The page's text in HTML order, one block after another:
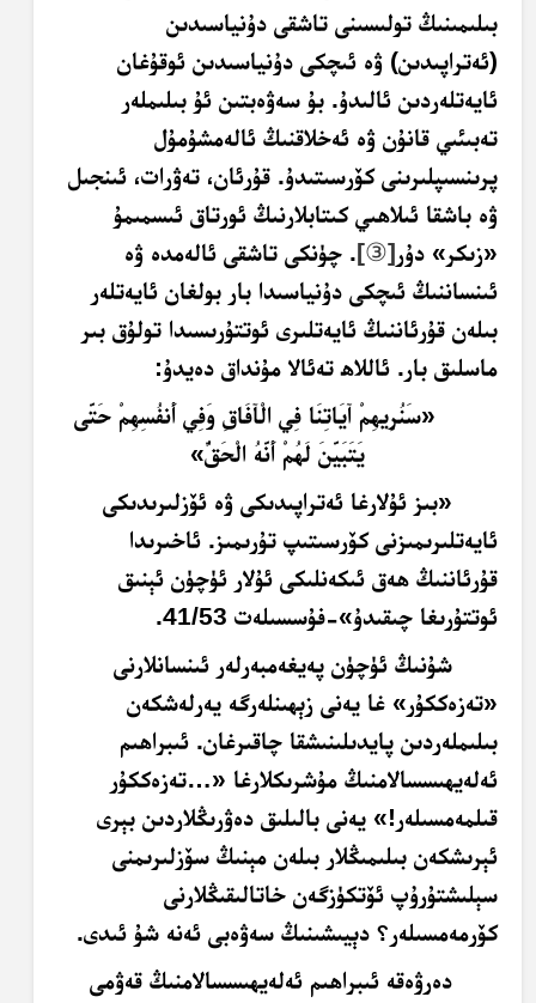
بىلىمىنىڭ تولىسىنى تاشقى دۇنياسىدىن
(ئەتراپىدىن) ۋە ئىچكى دۇنياسىدىن ئوقۇغان
ئايەتلەردىن ئالىدۇ. بۇ سەۋەبتىن ئۇ بىلىملەر
تەبىئىي قانۇن ۋە ئەخلاقنىڭ ئالەمشۇمۇل
پرىنسىپلىرىنى كۆرسىتىدۇ. قۇرئان، تەۋرات، ئىنجىل
ۋە باشقا ئىلاھىي كىتابلارنىڭ ئورتاق ئىسمىمۇ
«زىكر» دۇر
[③]
. چۈنكى تاشقى ئالەمدە ۋە
ئىنساننىڭ ئىچكى دۇنياسىدا بار بولغان ئايەتلەر
بىلەن قۇرئاننىڭ ئايەتلىرى ئوتتۇرىسىدا تولۇق بىر
ماسلىق بار. ئاللاھ تەئالا مۇنداق دەيدۇ:
«سَنُرِيهِمْ آيَاتِنَا فِي الْآفَاقِ وَفِي أَنفُسِهِمْ حَتَّى
يَتَبَيَّنَ لَهُمْ أَنَّهُ الْحَقُّ»
«بىز ئۇلارغا ئەتراپىدىكى ۋە ئۆزلىرىدىكى
ئايەتلىرىمىزنى كۆرسىتىپ تۇرىمىز. ئاخىرىدا
قۇرئاننىڭ ھەق ئىكەنلىكى ئۇلار ئۈچۈن ئېنىق
ئوتتۇرىغا چىقىدۇ»-فۇسسىلەت 41/53.
شۇنىڭ ئۈچۈن پەيغەمبەرلەر ئىنسانلارنى
«تەزەككۇر» غا يەنى زېھىنلەرگە يەرلەشكەن
بىلىملەردىن پايدىلىنىشقا چاقىرغان. ئىبراھىم
ئەلەيھىسسالامنىڭ مۇشرىكلارغا «…تەزەككۇر
قىلمەمسىلەر!» يەنى بالىلىق دەۋرىڭلاردىن بېرى
ئېرىشكەن بىلىمىڭلار بىلەن مېنىڭ سۆزلىرىمنى
سېلىشتۇرۇپ ئۆتكۈزگەن خاتالىقىڭلارنى
كۆرمەمسىلەر؟ دېيىشىنىڭ سەۋەبى ئەنە شۇ ئىدى.
دەرۋەقە ئىبراھىم ئەلەيھىسسالامنىڭ قەۋمى